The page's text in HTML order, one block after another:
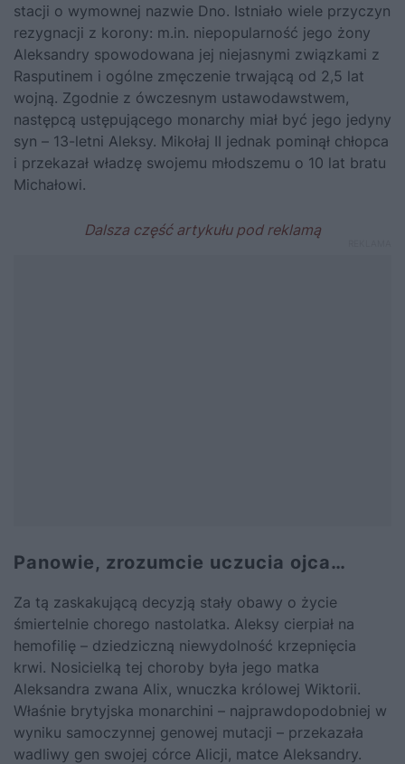
stacji o wymownej nazwie Dno. Istniało wiele przyczyn
rezygnacji z korony: m.in. niepopularność jego żony
Aleksandry spowodowana jej niejasnymi związkami z
Rasputinem i ogólne zmęczenie trwającą od 2,5 lat
wojną. Zgodnie z ówczesnym ustawodawstwem,
następcą ustępującego monarchy miał być jego jedyny
syn – 13-letni Aleksy. Mikołaj II jednak pominął chłopca
i przekazał władzę swojemu młodszemu o 10 lat bratu
Michałowi.
Panowie, zrozumcie uczucia ojca…
Za tą zaskakującą decyzją stały obawy o życie
śmiertelnie chorego nastolatka. Aleksy cierpiał na
hemofilię – dziedziczną niewydolność krzepnięcia
krwi. Nosicielką tej choroby była jego matka
Aleksandra zwana Alix, wnuczka królowej Wiktorii.
Właśnie brytyjska monarchini – najprawdopodobniej w
wyniku samoczynnej genowej mutacji – przekazała
wadliwy gen swojej córce Alicji, matce Aleksandry.